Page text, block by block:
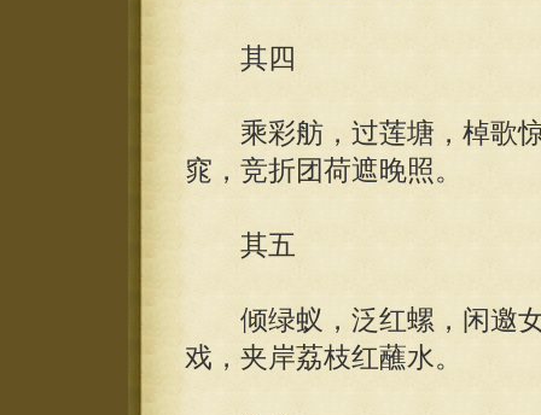
其四
乘彩舫，过莲塘，棹歌惊
窕，竞折团荷遮晚照。
其五
倾绿蚁，泛红螺，闲邀女
戏，夹岸荔枝红蘸水。